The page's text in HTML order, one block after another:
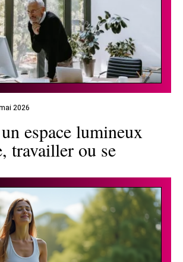
2026
espace lumineux
travailler ou se